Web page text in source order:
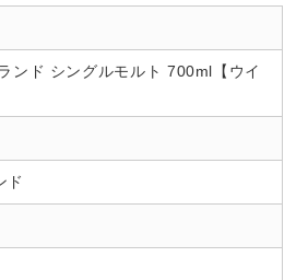
ンド シングルモルト 700ml【ウイ
ド